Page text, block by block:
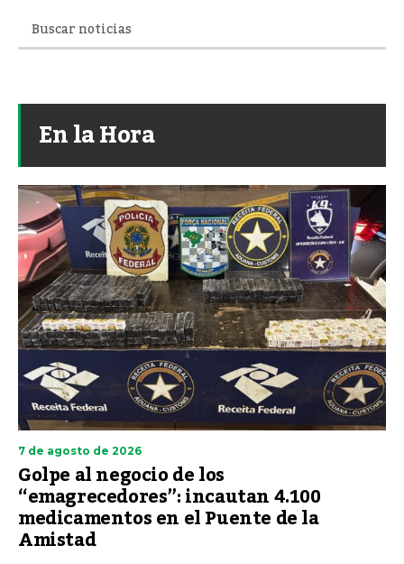
En la Hora
7 de agosto de 2026
Golpe al negocio de los
“emagrecedores”: incautan 4.100
medicamentos en el Puente de la
Amistad